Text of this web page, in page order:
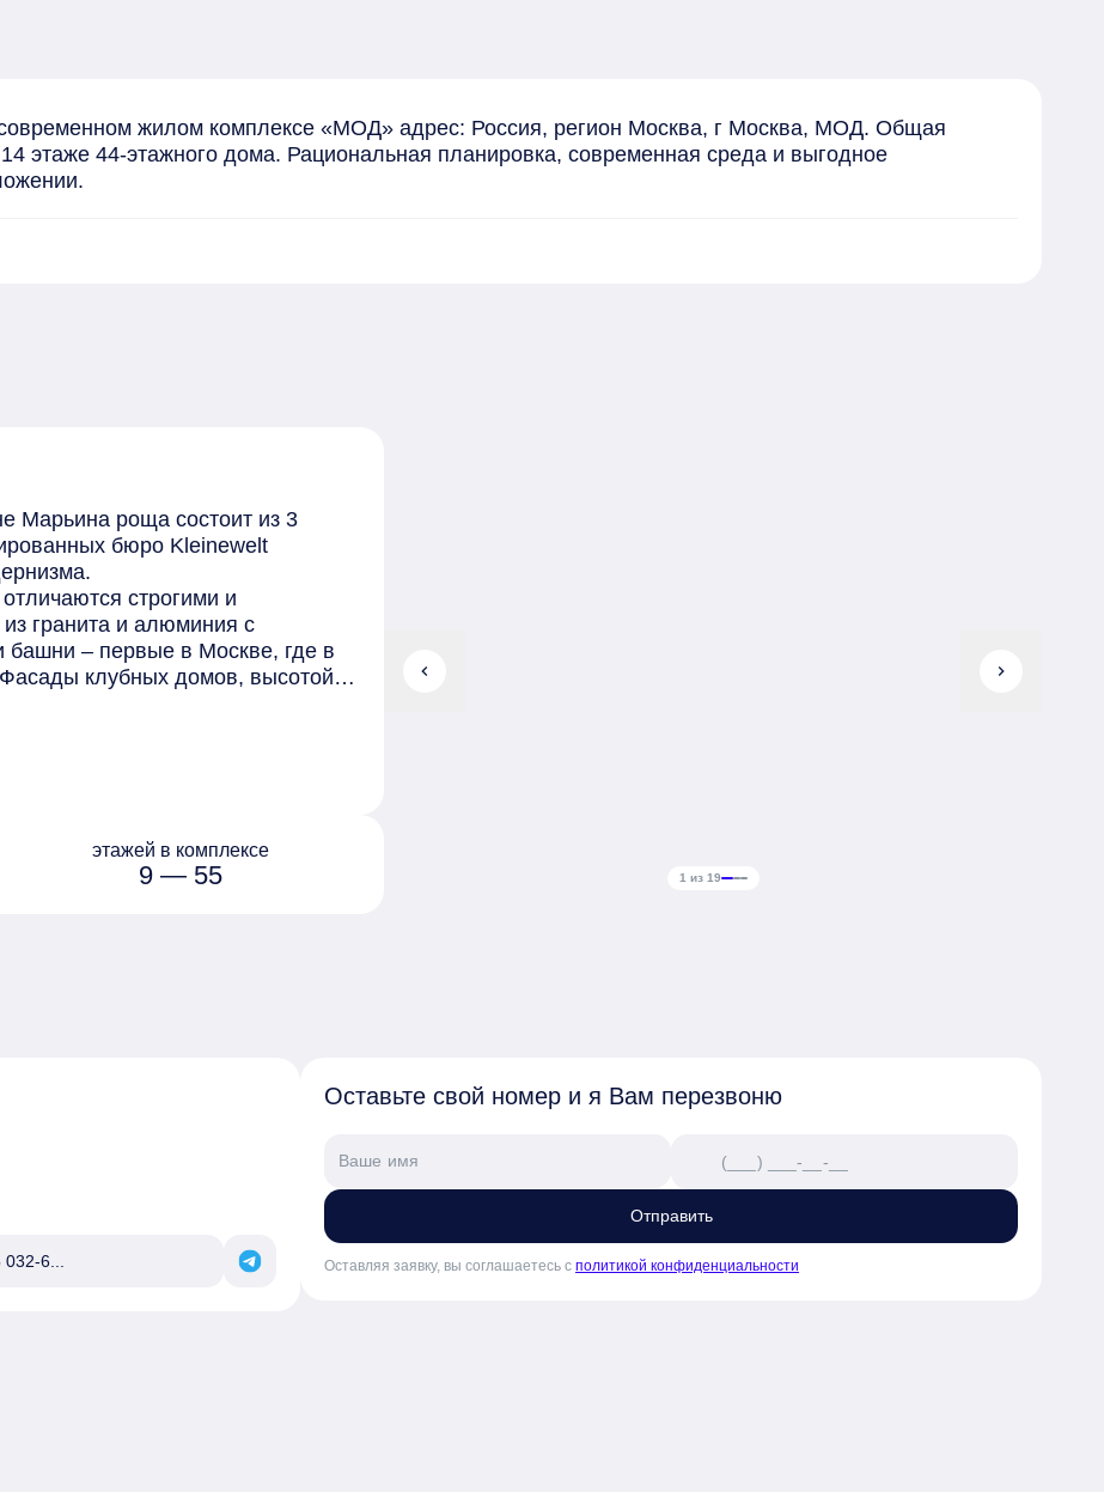
жилом комплексе «МОД» адрес: Россия, регион Москва, г Москва, МОД. Общая
этаже 44-этажного дома. Рациональная планировка, современная среда и выгодное
Марьина роща состоит из 3
бюро Kleinewelt
строгими и
гранита и алюминия с
башни – первые в Москве, где в
клубных домов, высотой в
уровнях расположены
на уровне 5-этажного
аллеями, зонами
9 — 55
этажей в комплексе
chevron_left chevron_right
1 из 19
032-6...
Оставьте свой номер и я Вам перезвоню
Отправить
Оставляя заявку, вы соглашаетесь с политикой конфиденциальности